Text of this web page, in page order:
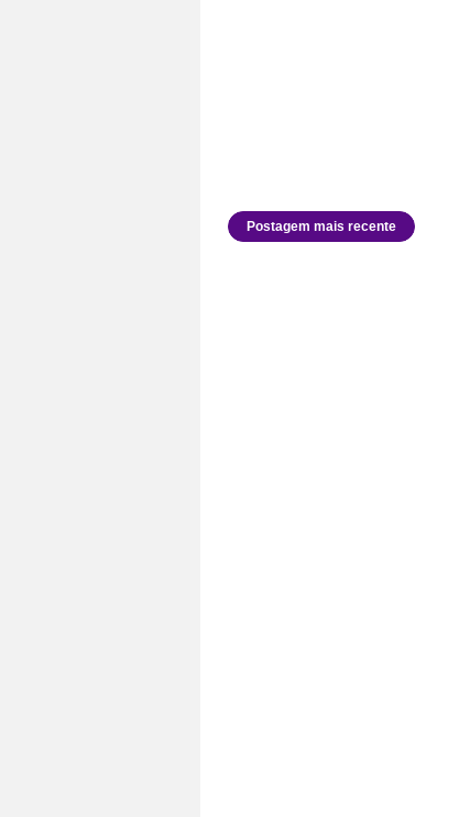
Postagem mais recente